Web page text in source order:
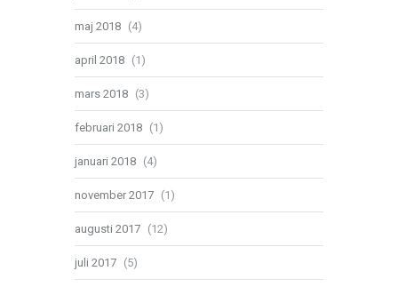
maj 2018 (4)
april 2018 (1)
mars 2018 (3)
februari 2018 (1)
januari 2018 (4)
november 2017 (1)
augusti 2017 (12)
juli 2017 (5)